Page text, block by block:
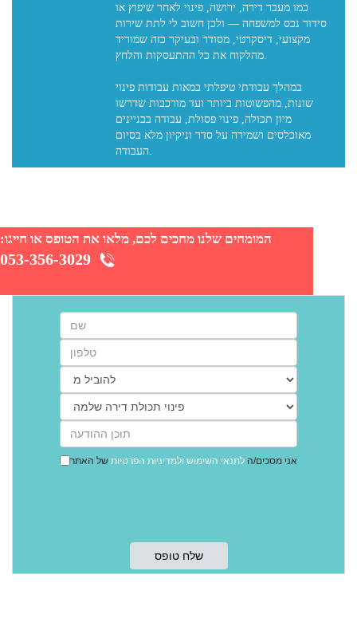
כמו מעבר דירה, ירושה, פינוי לאחר שיפוץ או
סידור נכס למשפחה — ולכן חשוב לי לתת שירות
מקצועי, דיסקרטי, מסודר ובעיקר כזה שמוריד
מהלקוח את כל ההתעסקות והלחץ.
במהלך עבודתי טיפלתי במאות עבודות פינוי
שונות, מהפשוטות ביותר ועד מורכבות שדרשו
מיון תכולה, פינוי פסולת, עבודה בבניינים
מאוכלסים ושמירה על סדר וניקיון מלא בסיום
המומחים שלנו מחכים לכם, מלאו את הטופס או חייגו:
053-356-3029
אני מסכים/ה לתנאי השימוש ולמדיניות הפרטיות של האתר